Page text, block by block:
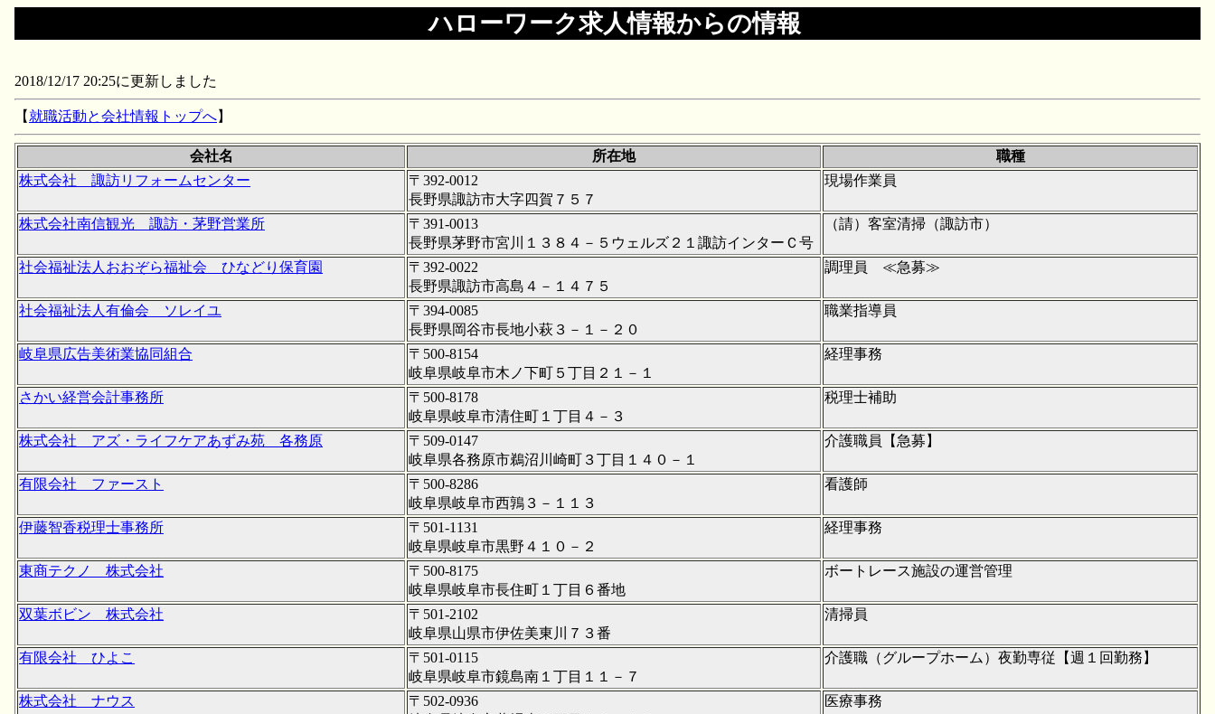
ハローワーク求人情報からの情報
2018/12/17 20:25に更新しました
【 就職活動と会社情報トップへ】
会社名 所在地
職種
株式会社 諏訪リフォームセンター
〒392-0012
長野県諏訪市大字四賀７５７
現場作業員
株式会社南信観光 諏訪・茅野営業所
〒391-0013
長野県茅野市宮川１３８４－５ウェルズ２１諏訪インターＣ号
（請）客室清掃（諏訪市）
社会福祉法人おおぞら福祉会 ひなどり保育園
〒392-0022
長野県諏訪市高島４－１４７５
調理員 ≪急募≫
社会福祉法人有倫会 ソレイユ
〒394-0085
長野県岡谷市長地小萩３－１－２０
職業指導員
岐阜県広告美術業協同組合
〒500-8154
岐阜県岐阜市木ノ下町５丁目２１－１
経理事務
さかい経営会計事務所
〒500-8178
岐阜県岐阜市清住町１丁目４－３
税理士補助
株式会社 アズ・ライフケアあずみ苑 各務原
〒509-0147
岐阜県各務原市鵜沼川崎町３丁目１４０－１
介護職員【急募】
有限会社 ファースト
〒500-8286
岐阜県岐阜市西鶉３－１１３
看護師
伊藤智香税理士事務所
〒501-1131
岐阜県岐阜市黒野４１０－２
経理事務
東商テクノ 株式会社
〒500-8175
岐阜県岐阜市長住町１丁目６番地
ボートレース施設の運営管理
双葉ボビン 株式会社
〒501-2102
岐阜県山県市伊佐美東川７３番
清掃員
有限会社 ひよこ
〒501-0115
岐阜県岐阜市鏡島南１丁目１１－７
介護職（グループホーム）夜勤専従【週１回勤務】
株式会社 ナウス
〒502-0936
医療事務